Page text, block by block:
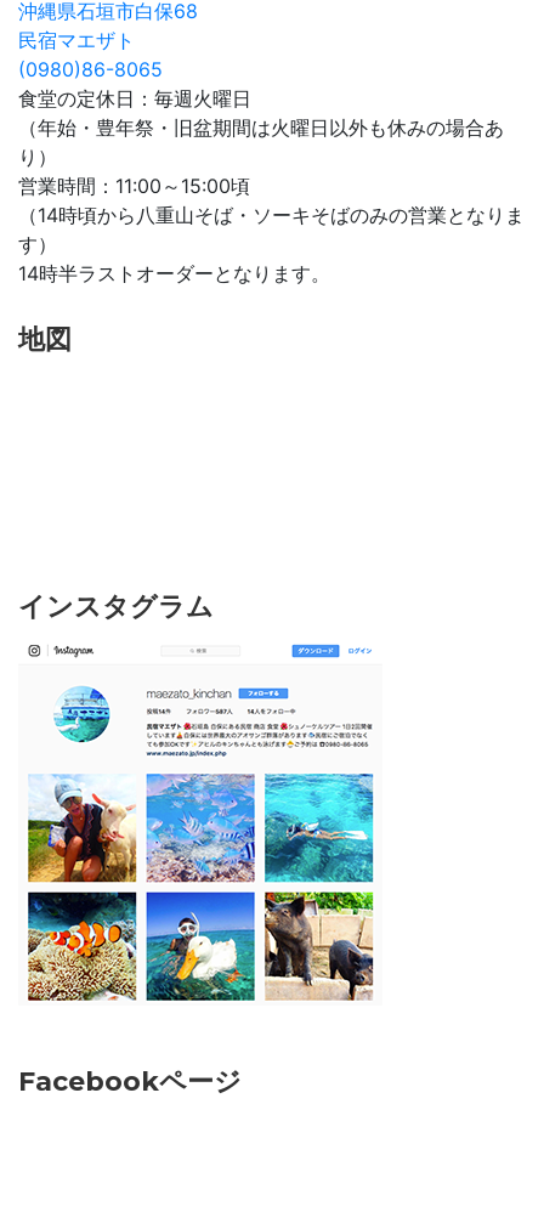
沖縄県石垣市白保68
民宿マエザト
(0980)86-8065
食堂の定休日：毎週火曜日
（年始・豊年祭・旧盆期間は火曜日以外も休みの場合あ
り）
営業時間：11:00～15:00頃
（14時頃から八重山そば・ソーキそばのみの営業となりま
す）
14時半ラストオーダーとなります。
地図
インスタグラム
Facebookページ